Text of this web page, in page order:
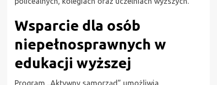
Wsparcie dla osób
niepełnosprawnych w
edukacji wyższej
Program „Aktywny samorząd” umożliwia